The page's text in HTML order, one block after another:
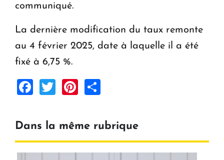
communiqué.
La dernière modification du taux remonte
au 4 février 2025, date à laquelle il a été
fixé à 6,75 %.
Facebook
TwitterPinterest
Dans la même rubrique